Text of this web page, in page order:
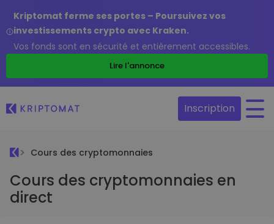
Kriptomat ferme ses portes – Poursuivez vos
investissements crypto avec Kraken.
Vos fonds sont en sécurité et entièrement accessibles.
Lire l'annonce
Inscription
Cours des cryptomonnaies
Cours des cryptomonnaies en
direct